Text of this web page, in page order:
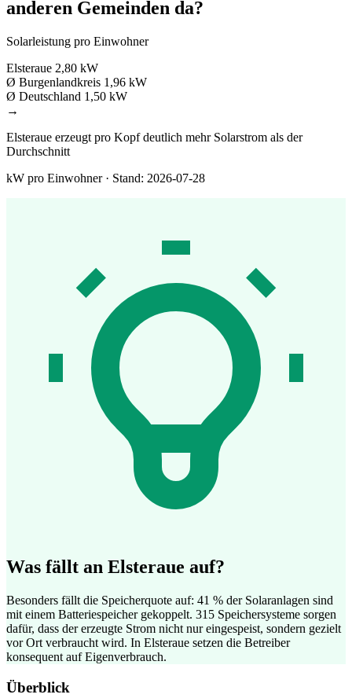
anderen Gemeinden da?
Solarleistung pro Einwohner
Elsteraue 2,80 kW
Ø Burgenlandkreis 1,96 kW
Ø Deutschland 1,50 kW
→
Elsteraue erzeugt pro Kopf deutlich mehr Solarstrom als der
Durchschnitt
kW pro Einwohner · Stand: 2026-07-28
Was fällt an Elsteraue auf?
Besonders fällt die Speicherquote auf: 41 % der Solaranlagen sind
mit einem Batteriespeicher gekoppelt. 315 Speichersysteme sorgen
dafür, dass der erzeugte Strom nicht nur eingespeist, sondern gezielt
vor Ort verbraucht wird. In Elsteraue setzen die Betreiber
konsequent auf Eigenverbrauch.
Überblick